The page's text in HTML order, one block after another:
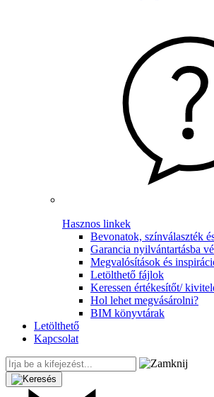
Hasznos linkek
Bevonatok, színválaszték
Garancia nyilvántartásba
Megvalósítások és
Letölthető fájlok
Keressen értékesítőt/
Hol lehet megvásárolni?
BIM könyvtárak
Letölthető
Kapcsolat